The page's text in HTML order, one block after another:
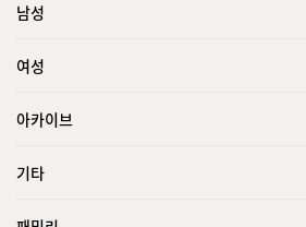
남성
여성
아카이브
기타